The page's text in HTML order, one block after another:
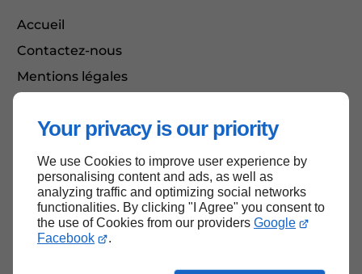
Your privacy is our priority
We use Cookies to improve user experience by
personalising content and ads, as well as
analyzing traffic and optimizing social networks
functionalities. By clicking "I Agree" you consent to
the use of Cookies from our providers Google
Facebook
.
Accueil
Contactez-nous
Mentions légales
Haut de page